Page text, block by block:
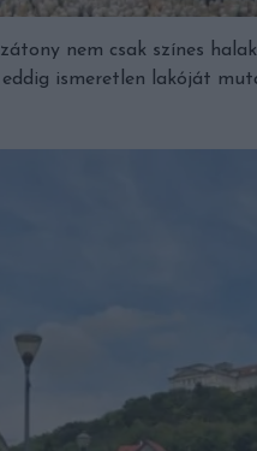
nem csak színes
ismeretlen lakóját